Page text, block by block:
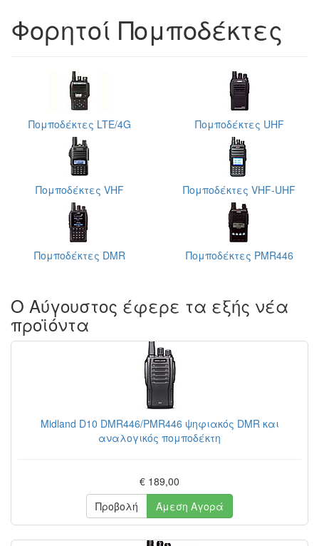
Φορητoί Πομποδέκτες
Πομποδέκτες LTE/4G Πομποδέκτες UHF
Πομποδέκτες VHF Πομποδέκτες VHF-UHF
Πομποδέκτες DMR Πομποδέκτες PMR446
Ο Αύγουστος έφερε τα εξής νέα
προϊόντα
Midland D10 DMR446/PMR446 ψηφιακός DMR και
αναλογικός πομποδέκτη
€ 189,00
Προβολή
Άμεση Αγορά